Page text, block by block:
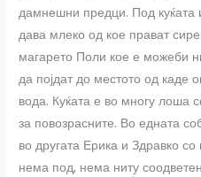
дамнешни предци. Под куќата
дава млеко од кое прават
магарето Поли кое е можеби
да појдат до местото од каде
вода. Куќата е во многу лоша
за повозрасните. Во едната
во другата Ерика и Здравко
нема под, нема ниту